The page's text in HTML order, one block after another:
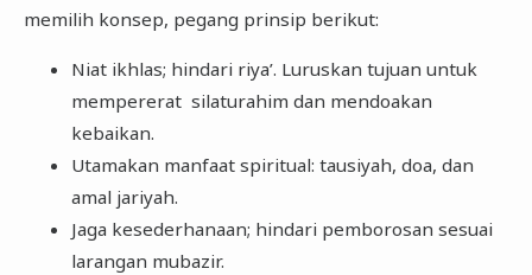
memilih konsep, pegang prinsip berikut:
Niat ikhlas; hindari riya’. Luruskan tujuan untuk
mempererat silaturahim dan mendoakan
kebaikan.
Utamakan manfaat spiritual: tausiyah, doa, dan
amal jariyah.
Jaga kesederhanaan; hindari pemborosan sesuai
larangan mubazir.